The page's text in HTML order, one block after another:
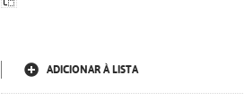
ADICIONAR À LISTA